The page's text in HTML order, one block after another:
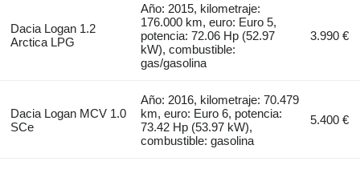
Dacia Logan 1.2
Arctica LPG
Año: 2015, kilometraje:
176.000 km, euro: Euro 5,
potencia: 72.06 Hp (52.97
kW), combustible:
gas/gasolina
3.990 €
Dacia Logan MCV 1.0
SCe
Año: 2016, kilometraje: 70.479
km, euro: Euro 6, potencia:
73.42 Hp (53.97 kW),
combustible: gasolina
5.400 €